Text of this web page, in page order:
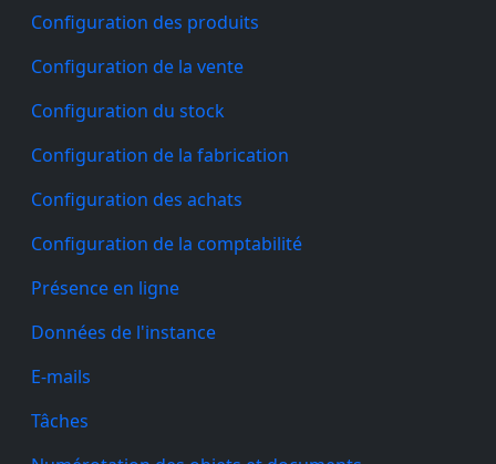
Configuration des produits
Configuration de la vente
Configuration du stock
Configuration de la fabrication
Configuration des achats
Configuration de la comptabilité
Présence en ligne
Données de l'instance
E-mails
Tâches